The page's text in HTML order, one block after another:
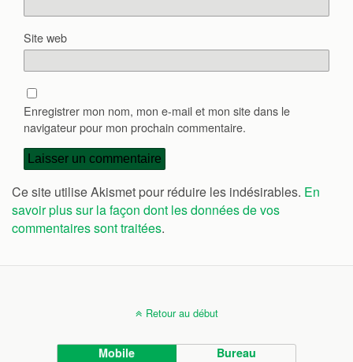
Site web
Enregistrer mon nom, mon e-mail et mon site dans le
navigateur pour mon prochain commentaire.
Ce site utilise Akismet pour réduire les indésirables. En
savoir plus sur la façon dont les données de vos
commentaires sont traitées.
Retour au début
Mobile Bureau